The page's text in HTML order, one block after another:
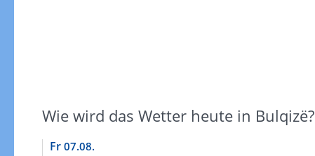
Wie wird das Wetter heute in Bulqizë?
Fr 07.08.